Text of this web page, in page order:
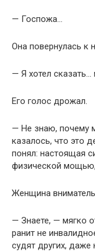
— Госпожа…
Она повернулась к
— Я хотел сказать…
Его голос дрожал.
— Не знаю, почему
казалось, что это
понял: настоящая
физической
Женщина
— Знаете, — мягко
ранит не
судят других, даже